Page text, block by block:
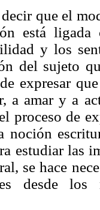
que el
está
y los
del sujeto
expresar
a amar y a
proceso de
noción
estudiar las
se hace
desde